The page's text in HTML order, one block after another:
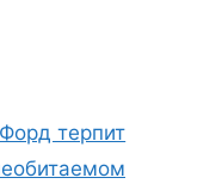
терпит